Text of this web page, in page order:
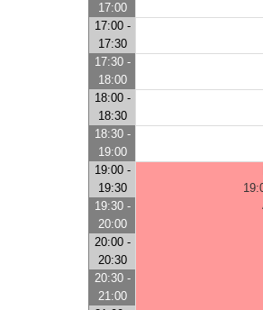
17:00
17:00 -
17:30
17:30 -
18:00
18:00 -
18:30
18:30 -
19:00
19:00 -
19:30
19:30 -
20:00
20:00 -
20:30
20:30 -
21:00